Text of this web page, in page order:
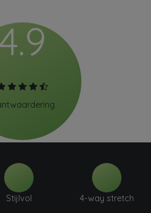
Stijlvol 4-way stretch